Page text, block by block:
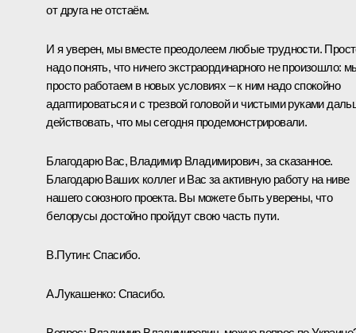
от друга не отстаём.
И я уверен, мы вместе преодолеем любые трудности.
надо понять, что ничего экстраординарного не произошло:
просто работаем в новых условиях – к ним надо спокойно
адаптироваться и с трезвой головой и чистыми руками
действовать, что мы сегодня продемонстрировали.
Благодарю Вас, Владимир Владимирович, за сказанное.
Благодарю Ваших коллег и Вас за активную работу на ниве
нашего союзного проекта. Вы можете быть уверены, что
белорусы достойно пройдут свою часть пути.
В.Путин: Спасибо.
А.Лукашенко: Спасибо.